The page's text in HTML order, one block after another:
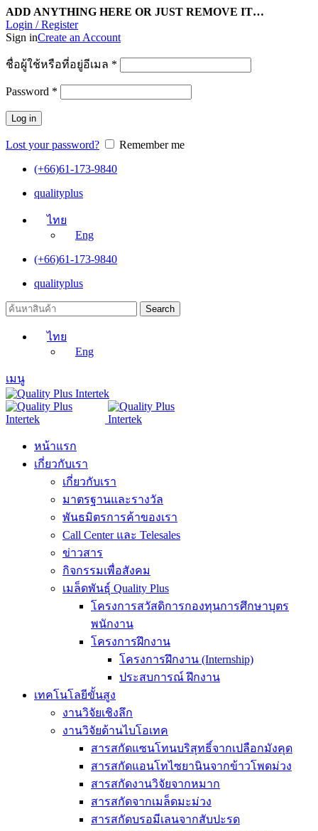
ADD ANYTHING HERE OR JUST REMOVE IT…
Login / Register
Sign inCreate an Account
ชื่อผู้ใช้หรือที่อยู่อีเมล *
Password *
Log in
Lost your password?
Remember me
(+66)61-173-9840
qualityplus
ไทย
Eng
(+66)61-173-9840
qualityplus
Search
ไทย
Eng
เมนู
หน้าแรก
เกี่ยวกับเรา
เกี่ยวกับเรา
มาตรฐานและรางวัล
พันธมิตรการค้าของเรา
Call Center และ Telesales
ข่าวสาร
กิจกรรมเพื่อสังคม
เมล็ดพันธุ์ Quality Plus
โครงการสวัสดิการกองทุนการศึกษาบุตร
พนักงาน
โครงการฝึกงาน
โครงการฝึกงาน (Internship)
ประสบการณ์ ฝึกงาน
เทคโนโลยีขั้นสูง
งานวิจัยเชิงลึก
งานวิจัยด้านไบโอเทค
สารสกัดแซนโทนบริสุทธิ์จากเปลือกมังคุด
สารสกัดแอนโทไซยานินจากข้าวโพดม่วง
สารสกัดงานวิจัยจากหมาก
สารสกัดจากเมล็ดมะม่วง
สารสกัดบรอมีเลนจากสับปะรด